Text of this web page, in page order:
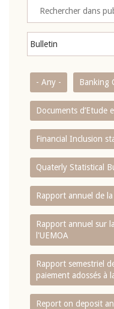
- Any - Banking
Documents d’Etude
Financial Inclusion
Quaterly Statistical
Rapport annuel de
Rapport annuel sur
l'UEMOA
Rapport semestriel
paiement adossés à
Report on deposit